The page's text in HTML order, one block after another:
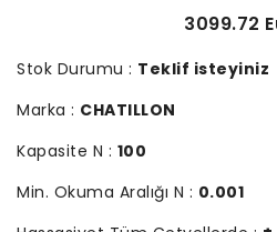
3099.72
Stok Durumu : Teklif isteyiniz
Marka : CHATILLON
Kapasite N : 100
Min. Okuma Aralığı N : 0.001